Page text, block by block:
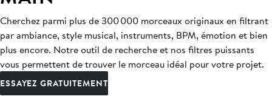
Cherchez parmi plus de 300 000 morceaux originaux en filtrant
par ambiance, style musical, instruments, BPM, émotion et bien
plus encore. Notre outil de recherche et nos filtres puissants
vous permettent de trouver le morceau idéal pour votre projet.
ESSAYEZ GRATUITEMENT